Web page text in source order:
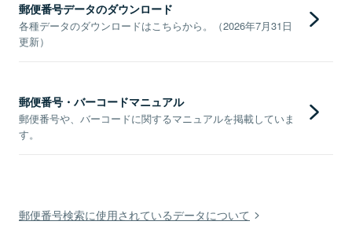
郵便番号データのダウンロード
各種データのダウンロードはこちらから。（2026年7月31日
更新）
郵便番号・バーコードマニュアル
郵便番号や、バーコードに関するマニュアルを掲載していま
す。
郵便番号検索に使用されているデータについて